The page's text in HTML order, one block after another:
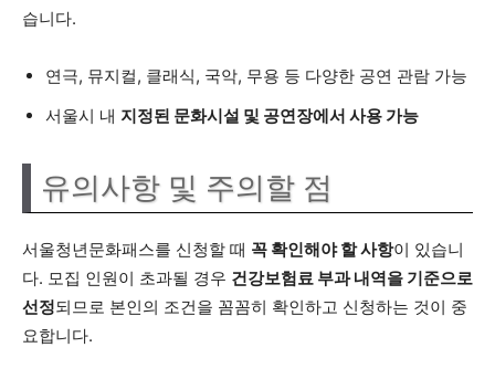
습니다.
연극, 뮤지컬, 클래식, 국악, 무용 등 다양한 공연 관람 가능
서울시 내 지정된 문화시설 및 공연장에서 사용 가능
유의사항 및 주의할 점
서울청년문화패스를 신청할 때 꼭 확인해야 할 사항이 있습니
다. 모집 인원이 초과될 경우 건강보험료 부과 내역을 기준으로
선정되므로 본인의 조건을 꼼꼼히 확인하고 신청하는 것이 중
요합니다.